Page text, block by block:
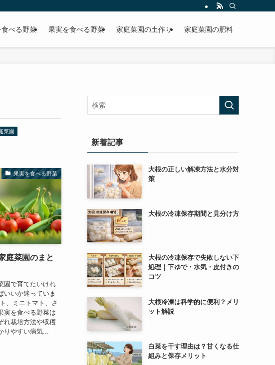
べる野菜 果実を食べる野菜 家庭菜園の土作り 家庭菜園の肥料
菜園
果実を食べる野菜
庭菜園のまと
園で育てたいけれ
いいか迷っていま
、ミニトマト、さ
実を食べる野菜は
れ栽培方法や収穫
りやすい病気...
新着記事
大根の正しい解凍方法と水分対
策
大根の冷凍保存期間と見分け方
大根の冷凍保存で失敗しない下
処理｜下ゆで・水気・皮付きの
コツ
大根冷凍は科学的に便利？メリ
ット解説
白菜を干す理由は？甘くなる仕
組みと保存メリット